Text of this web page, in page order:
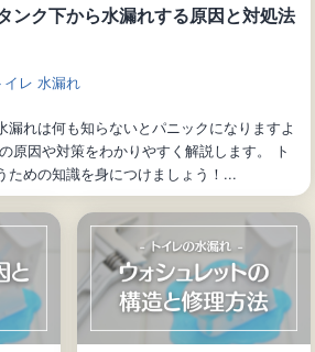
ンク下から水漏れする原因と対処法
イレ 水漏れ
漏れは何も知らないとパニックになりますよ
原因や対策をわかりやすく解説します。 ト
ための知識を身につけましょう！...